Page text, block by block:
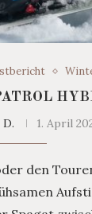
1. April
den